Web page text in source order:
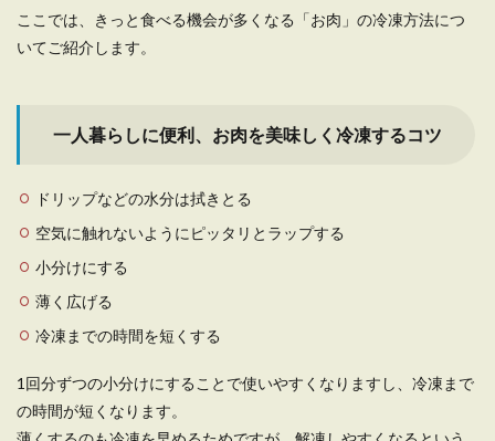
ここでは、きっと食べる機会が多くなる「お肉」の冷凍方法につ
いてご紹介します。
一人暮らしに便利、お肉を美味しく冷凍するコツ
ドリップなどの水分は拭きとる
空気に触れないようにピッタリとラップする
小分けにする
薄く広げる
冷凍までの時間を短くする
1回分ずつの小分けにすることで使いやすくなりますし、冷凍まで
の時間が短くなります。